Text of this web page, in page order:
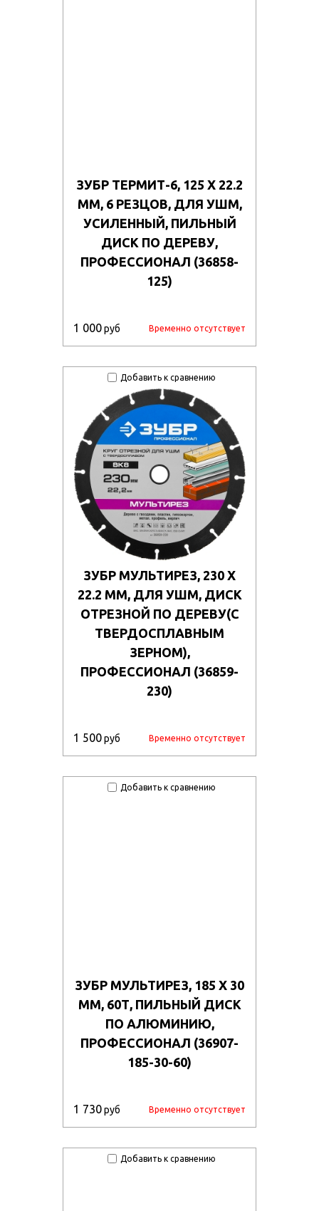
ЗУБР ТЕРМИТ-6, 125 Х 22.2
ММ, 6 РЕЗЦОВ, ДЛЯ УШМ,
УСИЛЕННЫЙ, ПИЛЬНЫЙ
ДИСК ПО ДЕРЕВУ,
ПРОФЕССИОНАЛ (36858-
125)
1 000руб Временно отсутствует
Добавить к сравнению
ЗУБР МУЛЬТИРЕЗ, 230 Х
22.2 ММ, ДЛЯ УШМ, ДИСК
ОТРЕЗНОЙ ПО ДЕРЕВУ(С
ТВЕРДОСПЛАВНЫМ
ЗЕРНОМ),
ПРОФЕССИОНАЛ (36859-
230)
1 500руб Временно отсутствует
Добавить к сравнению
ЗУБР МУЛЬТИРЕЗ, 185 X 30
ММ, 60Т, ПИЛЬНЫЙ ДИСК
ПО АЛЮМИНИЮ,
ПРОФЕССИОНАЛ (36907-
185-30-60)
1 730руб Временно отсутствует
Добавить к сравнению